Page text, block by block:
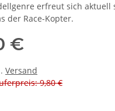
erfreut sich aktuell
der Race-Kopter.
€
Versand
9,80 €